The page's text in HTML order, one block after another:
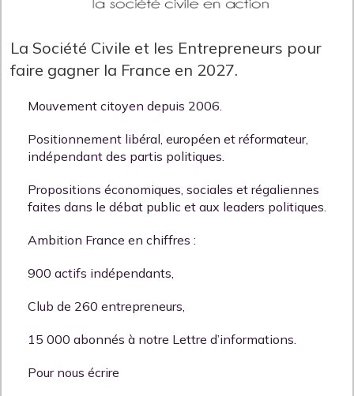
La Société Civile et les Entrepreneurs pour
faire gagner la France en 2027.
Mouvement citoyen depuis 2006.
Positionnement libéral, européen et réformateur,
indépendant des partis politiques.
Propositions économiques, sociales et régaliennes
faites dans le débat public et aux leaders politiques.
Ambition France en chiffres :
900 actifs indépendants,
Club de 260 entrepreneurs,
15 000 abonnés à notre Lettre d’informations.
Pour nous écrire